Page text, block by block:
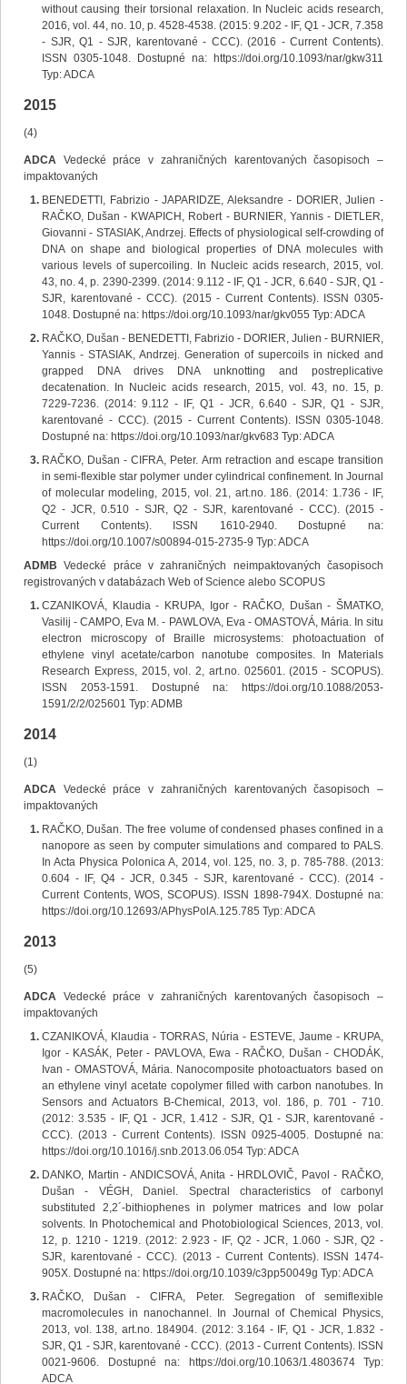
without causing their torsional relaxation. In Nucleic acids research,
2016, vol. 44, no. 10, p. 4528-4538. (2015: 9.202 - IF, Q1 - JCR, 7.358
- SJR, Q1 - SJR, karentované - CCC). (2016 - Current Contents).
ISSN 0305-1048. Dostupné na: https://doi.org/10.1093/nar/gkw311
Typ: ADCA
2015
(4)
ADCA Vedecké práce v zahraničných karentovaných časopisoch –
impaktovaných
BENEDETTI, Fabrizio - JAPARIDZE, Aleksandre - DORIER, Julien -
RAČKO, Dušan - KWAPICH, Robert - BURNIER, Yannis - DIETLER,
Giovanni - STASIAK, Andrzej. Effects of physiological self-crowding of
DNA on shape and biological properties of DNA molecules with
various levels of supercoiling. In Nucleic acids research, 2015, vol.
43, no. 4, p. 2390-2399. (2014: 9.112 - IF, Q1 - JCR, 6.640 - SJR, Q1 -
SJR, karentované - CCC). (2015 - Current Contents). ISSN 0305-
1048. Dostupné na: https://doi.org/10.1093/nar/gkv055 Typ: ADCA
RAČKO, Dušan - BENEDETTI, Fabrizio - DORIER, Julien - BURNIER,
Yannis - STASIAK, Andrzej. Generation of supercoils in nicked and
grapped DNA drives DNA unknotting and postreplicative
decatenation. In Nucleic acids research, 2015, vol. 43, no. 15, p.
7229-7236. (2014: 9.112 - IF, Q1 - JCR, 6.640 - SJR, Q1 - SJR,
karentované - CCC). (2015 - Current Contents). ISSN 0305-1048.
Dostupné na: https://doi.org/10.1093/nar/gkv683 Typ: ADCA
RAČKO, Dušan - CIFRA, Peter. Arm retraction and escape transition
in semi-flexible star polymer under cylindrical confinement. In Journal
of molecular modeling, 2015, vol. 21, art.no. 186. (2014: 1.736 - IF,
Q2 - JCR, 0.510 - SJR, Q2 - SJR, karentované - CCC). (2015 -
Current Contents). ISSN 1610-2940. Dostupné na:
https://doi.org/10.1007/s00894-015-2735-9 Typ: ADCA
ADMB Vedecké práce v zahraničných neimpaktovaných časopisoch
registrovaných v databázach Web of Science alebo SCOPUS
CZANIKOVÁ, Klaudia - KRUPA, Igor - RAČKO, Dušan - ŠMATKO,
Vasilij - CAMPO, Eva M. - PAWLOVA, Eva - OMASTOVÁ, Mária. In situ
electron microscopy of Braille microsystems: photoactuation of
ethylene vinyl acetate/carbon nanotube composites. In Materials
Research Express, 2015, vol. 2, art.no. 025601. (2015 - SCOPUS).
ISSN 2053-1591. Dostupné na: https://doi.org/10.1088/2053-
1591/2/2/025601 Typ: ADMB
2014
(1)
ADCA Vedecké práce v zahraničných karentovaných časopisoch –
impaktovaných
RAČKO, Dušan. The free volume of condensed phases confined in a
nanopore as seen by computer simulations and compared to PALS.
In Acta Physica Polonica A, 2014, vol. 125, no. 3, p. 785-788. (2013:
0.604 - IF, Q4 - JCR, 0.345 - SJR, karentované - CCC). (2014 -
Current Contents, WOS, SCOPUS). ISSN 1898-794X. Dostupné na:
https://doi.org/10.12693/APhysPolA.125.785 Typ: ADCA
2013
(5)
ADCA Vedecké práce v zahraničných karentovaných časopisoch –
impaktovaných
CZANIKOVÁ, Klaudia - TORRAS, Núria - ESTEVE, Jaume - KRUPA,
Igor - KASÁK, Peter - PAVLOVA, Ewa - RAČKO, Dušan - CHODÁK,
Ivan - OMASTOVÁ, Mária. Nanocomposite photoactuators based on
an ethylene vinyl acetate copolymer filled with carbon nanotubes. In
Sensors and Actuators B-Chemical, 2013, vol. 186, p. 701 - 710.
(2012: 3.535 - IF, Q1 - JCR, 1.412 - SJR, Q1 - SJR, karentované -
CCC). (2013 - Current Contents). ISSN 0925-4005. Dostupné na:
https://doi.org/10.1016/j.snb.2013.06.054 Typ: ADCA
DANKO, Martin - ANDICSOVÁ, Anita - HRDLOVIČ, Pavol - RAČKO,
Dušan - VÉGH, Daniel. Spectral characteristics of carbonyl
substituted 2,2´-bithiophenes in polymer matrices and low polar
solvents. In Photochemical and Photobiological Sciences, 2013, vol.
12, p. 1210 - 1219. (2012: 2.923 - IF, Q2 - JCR, 1.060 - SJR, Q2 -
SJR, karentované - CCC). (2013 - Current Contents). ISSN 1474-
905X. Dostupné na: https://doi.org/10.1039/c3pp50049g Typ: ADCA
RAČKO, Dušan - CIFRA, Peter. Segregation of semiflexible
macromolecules in nanochannel. In Journal of Chemical Physics,
2013, vol. 138, art.no. 184904. (2012: 3.164 - IF, Q1 - JCR, 1.832 -
SJR, Q1 - SJR, karentované - CCC). (2013 - Current Contents). ISSN
0021-9606. Dostupné na: https://doi.org/10.1063/1.4803674 Typ:
ADCA